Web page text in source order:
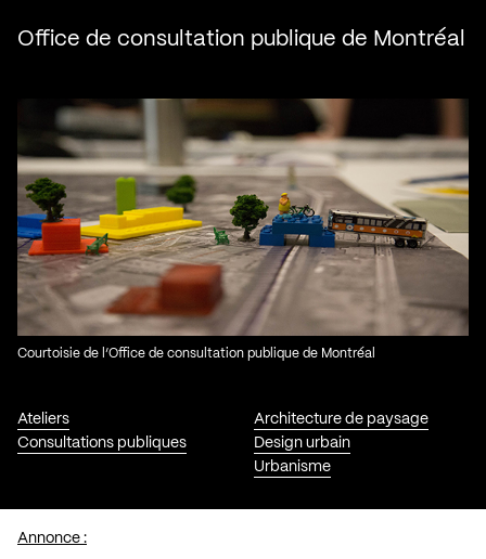
Office de consultation publique de Montréal
Ateliers
Consultations publiques
Architecture de paysage
Design urbain
Urbanisme
Courtoisie de l’Office de consultation publique de Montréal
Annonce :